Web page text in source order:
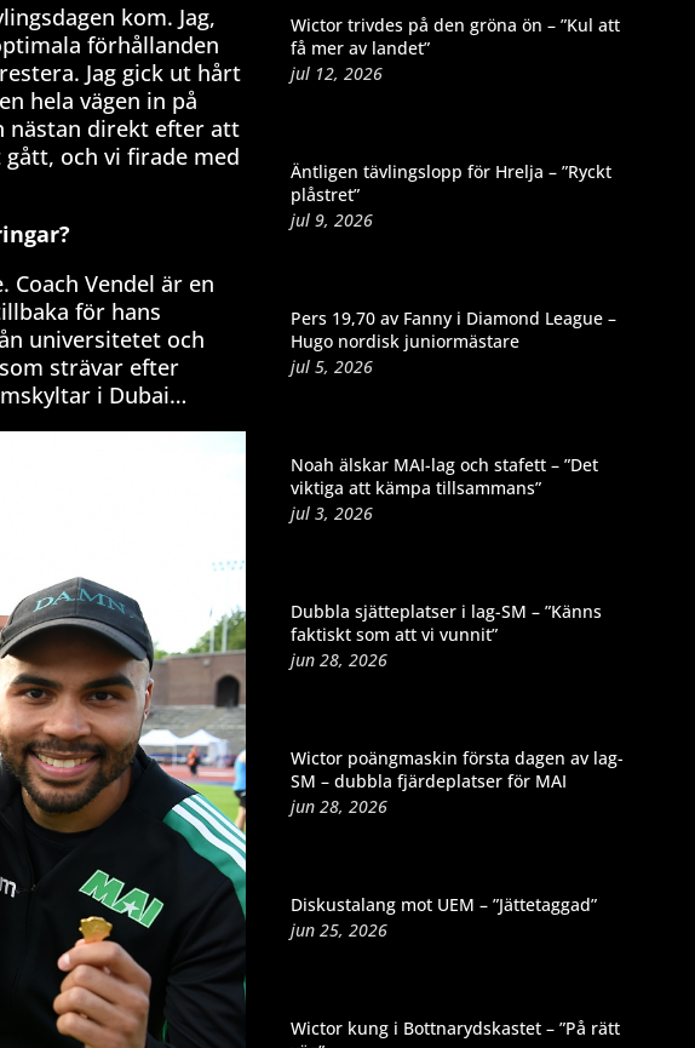
kom. Jag,
förhållanden
Jag gick ut hårt
hela vägen in på
nästan direkt efter att
och vi firade med
Vendel är en
för hans
universitetet och
strävar efter
i Dubai…
Wictor trivdes på den gröna ön – ”Kul att
få mer av landet”
jul 12, 2026
Äntligen tävlingslopp för Hrelja – ”Ryckt
plåstret”
jul 9, 2026
Pers 19,70 av Fanny i Diamond League –
Hugo nordisk juniormästare
jul 5, 2026
Noah älskar MAI-lag och stafett – ”Det
viktiga att kämpa tillsammans”
jul 3, 2026
Dubbla sjätteplatser i lag-SM – ”Känns
faktiskt som att vi vunnit”
jun 28, 2026
Wictor poängmaskin första dagen av lag-
SM – dubbla fjärdeplatser för MAI
jun 28, 2026
Diskustalang mot UEM – ”Jättetaggad”
jun 25, 2026
Wictor kung i Bottnarydskastet – ”På rätt